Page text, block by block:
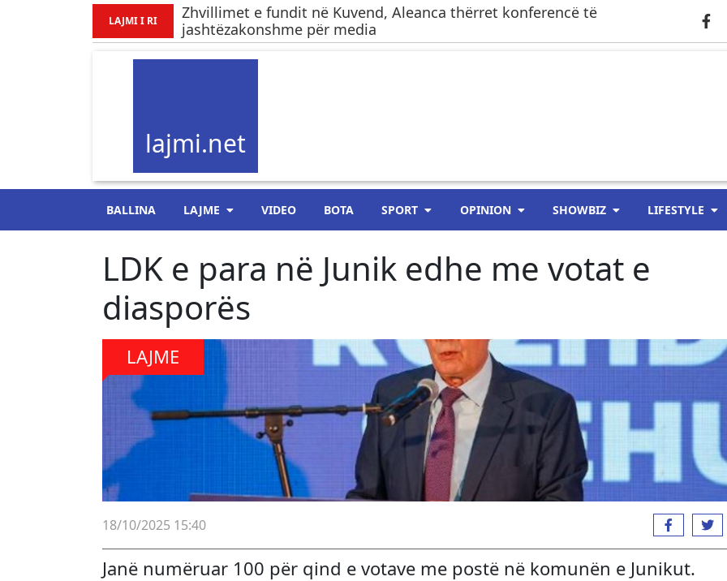
LAJMI I RI
Zhvillimet e fundit në Kuvend, Aleanca thërret konferencë të
jashtëzakonshme për media
lajmi.net
BALLINA LAJME VIDEO BOTA SPORT OPINION SHOWBIZ LIFESTYLE
LDK e para në Junik edhe me votat e
diasporës
LAJME
18/10/2025 15:40
Janë numëruar 100 për qind e votave me postë në komunën e Junikut.